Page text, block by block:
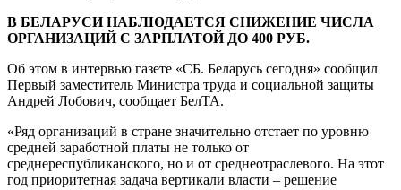
В БЕЛАРУСИ НАБЛЮДАЕТСЯ СНИЖЕНИЕ ЧИСЛА
ОРГАНИЗАЦИЙ С ЗАРПЛАТОЙ ДО 400 РУБ.
Об этом в интервью газете «СБ. Беларусь сегодня» сообщил
Первый заместитель Министра труда и социальной защиты
Андрей Лобович, сообщает БелТА.
«Ряд организаций в стране значительно отстает по уровню
средней заработной платы не только от
среднереспубликанского, но и от среднеотраслевого. На этот
год приоритетная задача вертикали власти – решение